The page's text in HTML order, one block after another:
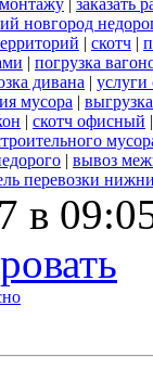
новгород
| скотч |
| погрузка
дивана | услуги
мусора |
| скотч офисный |
| вывоз
перевозки
в